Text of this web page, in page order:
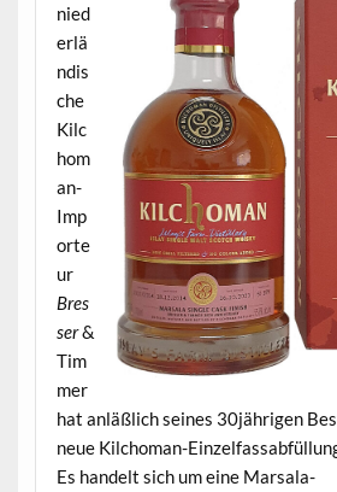
nied
erlä
ndis
che
Kilc
hom
an-
Imp
orte
ur
Bres
ser&
Tim
mer
hat anläßlich seines 30jährigen
neue Kilchoman-
Es handelt sich um eine Marsala-